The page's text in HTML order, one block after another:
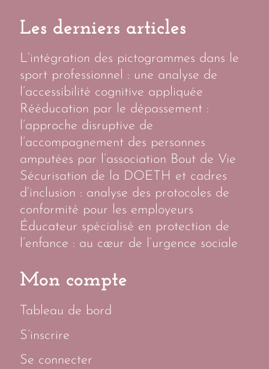
Les derniers articles
L’intégration des pictogrammes dans le
sport professionnel : une analyse de
l’accessibilité cognitive appliquée
Rééducation par le dépassement :
l’approche disruptive de
l’accompagnement des personnes
amputées par l’association Bout de Vie
Sécurisation de la DOETH et cadres
d’inclusion : analyse des protocoles de
conformité pour les employeurs
Éducateur spécialisé en protection de
l’enfance : au cœur de l’urgence sociale
Mon compte
Tableau de bord
S’inscrire
Se connecter